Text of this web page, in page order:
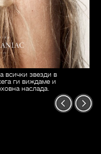
звезди в
ги виждаме и
наслада.